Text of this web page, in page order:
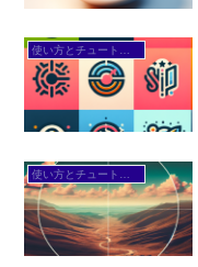
使い方とチュートリアル